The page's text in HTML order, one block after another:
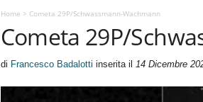
u
m
A
r
Home > Cometa 29P/Schwassmann-Wachmann
Cometa 29P/
di Francesco Badalotti inserita il 14 Dicembre